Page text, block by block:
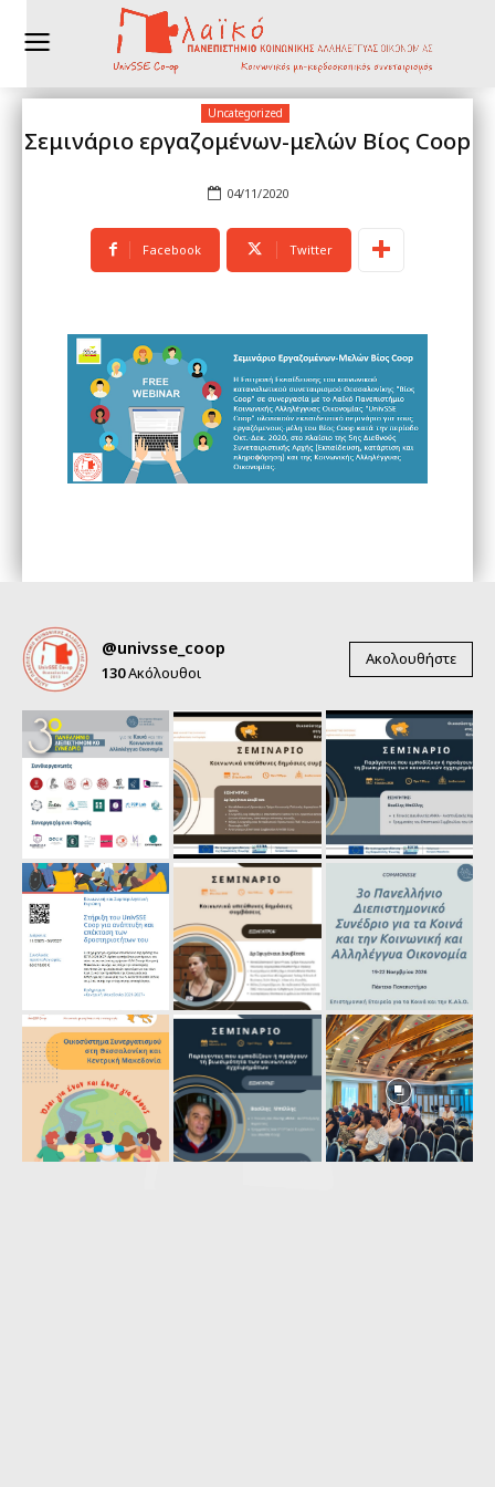
Uncategorized
Σεμινάριο εργαζομένων-μελών Βίος Coop
04/11/2020
Facebook Twitter
@univsse_coop
130Ακόλουθοι
Ακολουθήστε